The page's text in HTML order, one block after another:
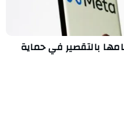
بالتقصير في حماية